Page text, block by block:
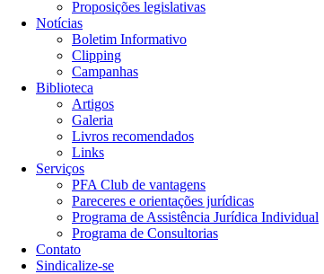
Proposições legislativas
Notícias
Boletim Informativo
Clipping
Campanhas
Biblioteca
Artigos
Galeria
Livros recomendados
Links
Serviços
PFA Club de vantagens
Pareceres e orientações jurídicas
Programa de Assistência Jurídica Individual
Programa de Consultorias
Contato
Sindicalize-se